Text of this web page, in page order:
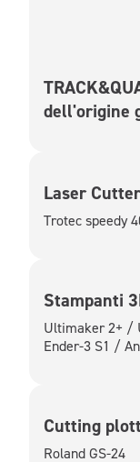
dell'origine
Laser Cutter
Trotec speedy
Stampanti
Ultimaker 2+ /
Ender-3 S1 /
Cutting
Roland GS-24